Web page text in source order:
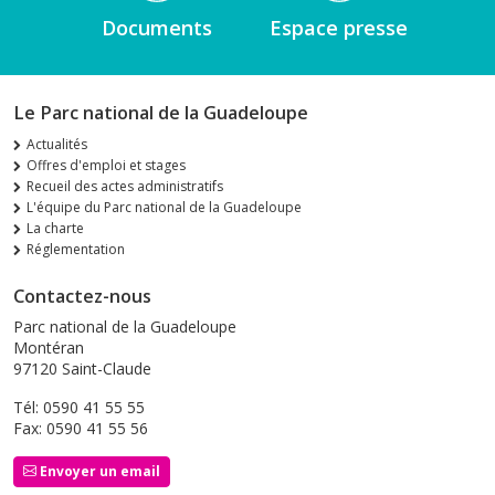
Documents Espace presse
Le Parc national de la Guadeloupe
Actualités
Offres d'emploi et stages
Recueil des actes administratifs
L'équipe du Parc national de la Guadeloupe
La charte
Réglementation
Contactez-nous
Parc national de la Guadeloupe
Montéran
97120 Saint-Claude
Tél: 0590 41 55 55
Fax: 0590 41 55 56
Envoyer un email